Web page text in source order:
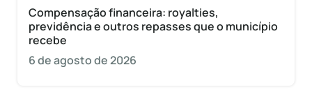
Compensação financeira: royalties,
previdência e outros repasses que o município
recebe
6 de agosto de 2026